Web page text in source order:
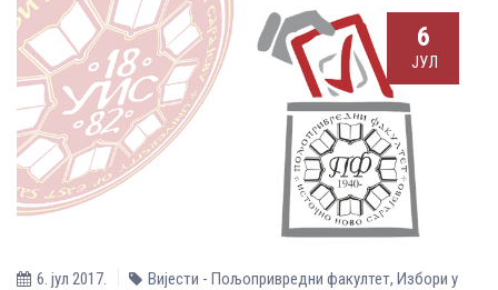
6
ЈУЛ
6. јул 2017. Вијести - Пољопривредни факултет, Избори у